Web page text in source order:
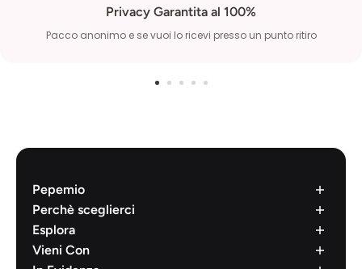
Privacy Garantita al 100%
Pacco anonimo e se vuoi lo ricevi presso un punto ritiro
Pepemio
Chi siamo
Lavora con noi
Condizione di vendita
Diritto di recesso
Perchè sceglierci
Cosa dicono di Noi
Prodotti di Qualità
Pacco 100% Anonimo
Esplora
Brands
Vieni Con